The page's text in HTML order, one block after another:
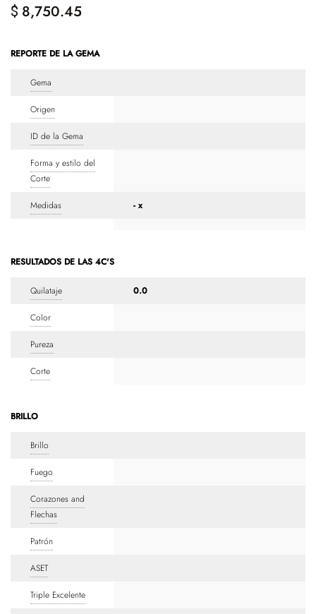
$ 8,750.45
REPORTE DE LA GEMA
Gema
Origen
ID de la Gema
Forma y estilo del
Corte
Medidas - x
RESULTADOS DE LAS 4C'S
Quilataje 0.0
Color
Pureza
Corte
BRILLO
Brillo
Fuego
Corazones and
Flechas
Patrón
ASET
Triple Excelente